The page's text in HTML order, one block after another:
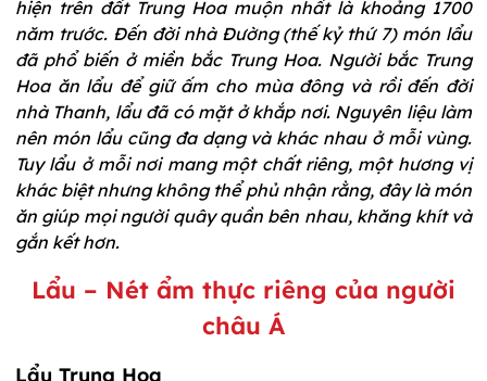
hiện trên đất Trung Hoa muộn nhất là khoảng 1700
năm trước. Đến đời nhà Đường (thế kỷ thứ 7) món lẩu
đã phổ biến ở miền bắc Trung Hoa. Người bắc Trung
Hoa ăn lẩu để giữ ấm cho mùa đông và rồi đến đời
nhà Thanh, lẩu đã có mặt ở khắp nơi. Nguyên liệu làm
nên món lẩu cũng đa dạng và khác nhau ở mỗi vùng.
Tuy lẩu ở mỗi nơi mang một chất riêng, một hương vị
khác biệt nhưng không thể phủ nhận rằng, đây là món
ăn giúp mọi người quây quần bên nhau, khăng khít và
gắn kết hơn.
Lẩu – Nét ẩm thực riêng của người
châu Á
Lẩu Trung Hoa